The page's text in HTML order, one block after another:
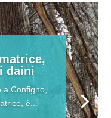
daini
a Configno,
è...